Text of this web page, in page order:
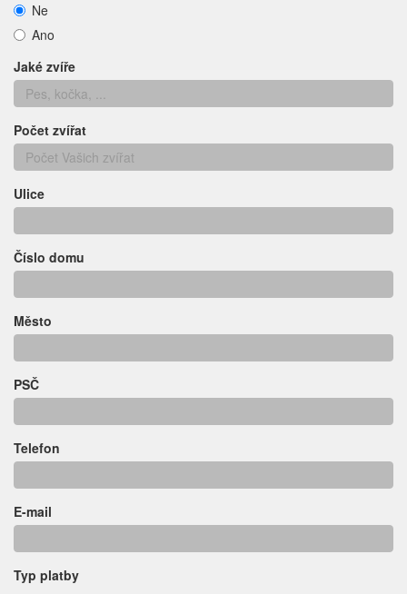
Ne
Ano
Jaké zvíře
Počet zvířat
Ulice
Číslo domu
Město
PSČ
Telefon
E-mail
Typ platby